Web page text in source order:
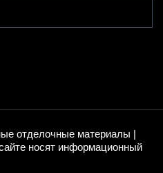
отделочные материалы |
носят информационный